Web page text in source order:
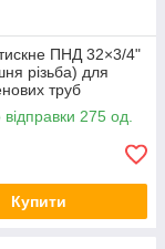
ПНД 32×3/4"
різьба) для
труб
Україна
275 од.
Купити